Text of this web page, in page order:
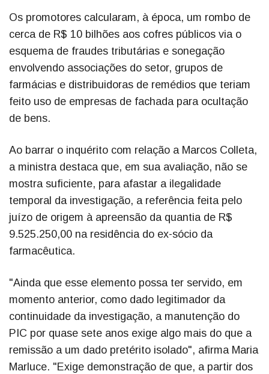
Os promotores calcularam, à época, um rombo de
cerca de R$ 10 bilhões aos cofres públicos via o
esquema de fraudes tributárias e sonegação
envolvendo associações do setor, grupos de
farmácias e distribuidoras de remédios que teriam
feito uso de empresas de fachada para ocultação
de bens.
Ao barrar o inquérito com relação a Marcos Colleta,
a ministra destaca que, em sua avaliação, não se
mostra suficiente, para afastar a ilegalidade
temporal da investigação, a referência feita pelo
juízo de origem à apreensão da quantia de R$
9.525.250,00 na residência do ex-sócio da
farmacêutica.
"Ainda que esse elemento possa ter servido, em
momento anterior, como dado legitimador da
continuidade da investigação, a manutenção do
PIC por quase sete anos exige algo mais do que a
remissão a um dado pretérito isolado", afirma Maria
Marluce. "Exige demonstração de que, a partir dos